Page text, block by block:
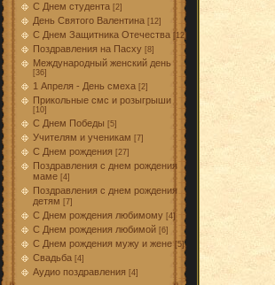
С Днем студента [2]
День Святого Валентина [12]
С Днем Защитника Отечества [12]
Поздравления на Пасху [8]
Международный женский день
[36]
1 Апреля - День смеха [2]
Прикольные смс и розыгрыши
[10]
С Днем Победы [5]
Учителям и ученикам [7]
С Днем рождения [27]
Поздравления с днем рождения
маме [4]
Поздравления с днем рождения
детям [7]
С Днем рождения любимому [4]
С Днем рождения любимой [6]
С Днем рождения мужу и жене [5]
Свадьба [4]
Аудио поздравления [4]